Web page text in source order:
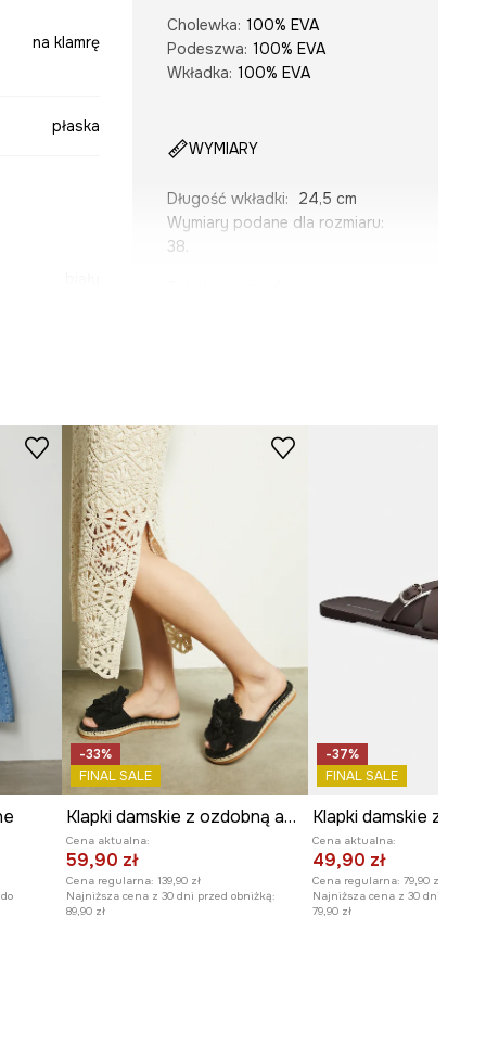
na klamrę
płaska
Cholewka: 100% EVA
Podeszwa: 100% EVA
Wkładka: 100% EVA
WYMIARY
Długość wkładki:
24,5 cm
Wymiary podane dla rozmiaru:
38.
-33%
FINAL SALE
Klapki damskie z ozdobną aplikacją kolor czarny
Cena aktualna:
59,90 zł
Cena regularna: 139,90 zł
Najniższa cena z 30 dni przed obniżką:
89,90 zł
-37%
FINAL SALE
Cena aktualna:
49,90 zł
Cena regularna: 79,90 zł
Najniższa cena z 30 dni przed
79,90 zł